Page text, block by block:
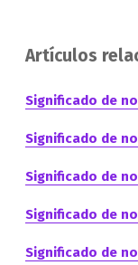
Artículos
Significado de
Significado de
Significado de
Significado de
Significado de